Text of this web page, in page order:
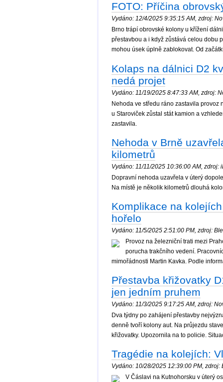
FOTO: Příčina
Vydáno: 12/4/2025 9:35:15 AM, zdroj:
Brno trápí obrovské kolony u křížení
přestavbou a i když zůstává celou dobu
mohou úsek úplně zablokovat. Od
Kolaps na dálnici D2
nedá projet
Vydáno: 11/19/2025 8:47:33 AM, zdroj:
Nehoda ve středu ráno zastavila provoz
u Staroviček zůstal stát kamion a
zastavila.
Nehoda v Brně
kilometrů
Vydáno: 11/11/2025 10:36:00 AM,
Dopravní nehoda uzavřela v úterý
Na místě je několik kilometrů dlouhá
Komplikace na
hořelo
Vydáno: 11/5/2025 2:51:00 PM, zdroj:
Provoz na železniční trati mezi
porucha trakčního vedení.
mimořádnosti Martin Kavka. Podle
Přestavba křižovatky
jen jedním pruhem
Vydáno: 11/3/2025 9:17:25 AM, zdroj:
Dva týdny po zahájení přestavby
denně tvoří kolony aut. Na průjezdu
křižovatky. Upozornila na to policie.
Tragédie na kolejích:
Vydáno: 10/28/2025 12:39:00 PM,
V Čáslavi na Kutnohorsku v úterý